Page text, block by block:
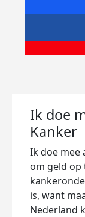
Ik doe
Kanker
Ik doe mee
om geld op
is, want
Nederland